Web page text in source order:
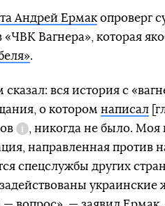
Андрей Ермак опроверг
Вагнера», которая
.
сказал: вся история с
о котором написал
Справка
, никогда не было.
направленная против
спецслужбы других
украинские